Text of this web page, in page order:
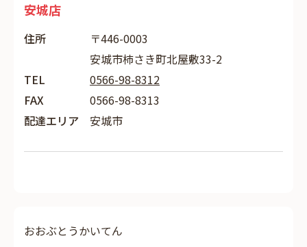
安城店
住所
〒446-0003
安城市柿さき町北屋敷33-2
TEL
0566-98-8312
FAX
0566-98-8313
配達エリア
安城市
おおぶとうかいてん